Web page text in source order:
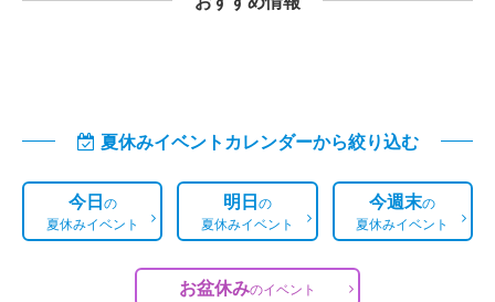
夏休みイベントカレンダーから絞り込む
今日の
夏休みイベント
明日の
夏休みイベント
今週末の
夏休みイベント
お盆休みのイベント